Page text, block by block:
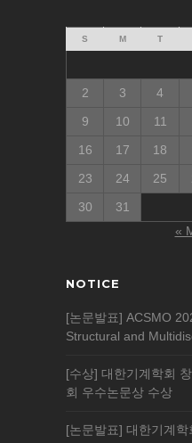
S M T
2
3 4
9
10 11
16
17 18
23
24 25
30
31
«
NOTICE
[논문발표] ACSMO
Structural and
[수상] 대한기계학회
회 우수논문상 수상
[논문발표] 대한기계